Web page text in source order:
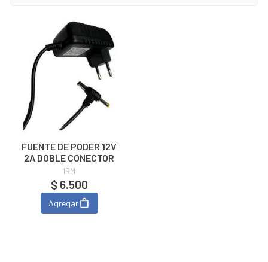
FUENTE DE PODER 12V
2A DOBLE CONECTOR
IRM
$ 6.500
Agregar